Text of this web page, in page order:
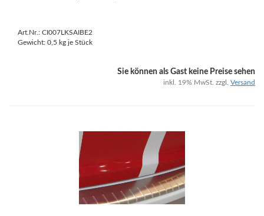
Art.Nr.: CI007LKSAIBE2
Gewicht: 0,5 kg je Stück
Sie können als Gast keine Preise sehen
inkl. 19% MwSt. zzgl. Versand